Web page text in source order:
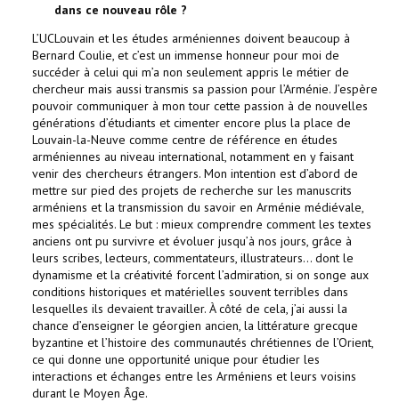
dans ce nouveau rôle ?
L’UCLouvain et les études arméniennes doivent beaucoup à
Bernard Coulie, et c’est un immense honneur pour moi de
succéder à celui qui m’a non seulement appris le métier de
chercheur mais aussi transmis sa passion pour l’Arménie. J’espère
pouvoir communiquer à mon tour cette passion à de nouvelles
générations d’étudiants et cimenter encore plus la place de
Louvain-la-Neuve comme centre de référence en études
arméniennes au niveau international, notamment en y faisant
venir des chercheurs étrangers. Mon intention est d’abord de
mettre sur pied des projets de recherche sur les manuscrits
arméniens et la transmission du savoir en Arménie médiévale,
mes spécialités. Le but : mieux comprendre comment les textes
anciens ont pu survivre et évoluer jusqu’à nos jours, grâce à
leurs scribes, lecteurs, commentateurs, illustrateurs... dont le
dynamisme et la créativité forcent l’admiration, si on songe aux
conditions historiques et matérielles souvent terribles dans
lesquelles ils devaient travailler. À côté de cela, j’ai aussi la
chance d’enseigner le géorgien ancien, la littérature grecque
byzantine et l’histoire des communautés chrétiennes de l’Orient,
ce qui donne une opportunité unique pour étudier les
interactions et échanges entre les Arméniens et leurs voisins
durant le Moyen Âge.